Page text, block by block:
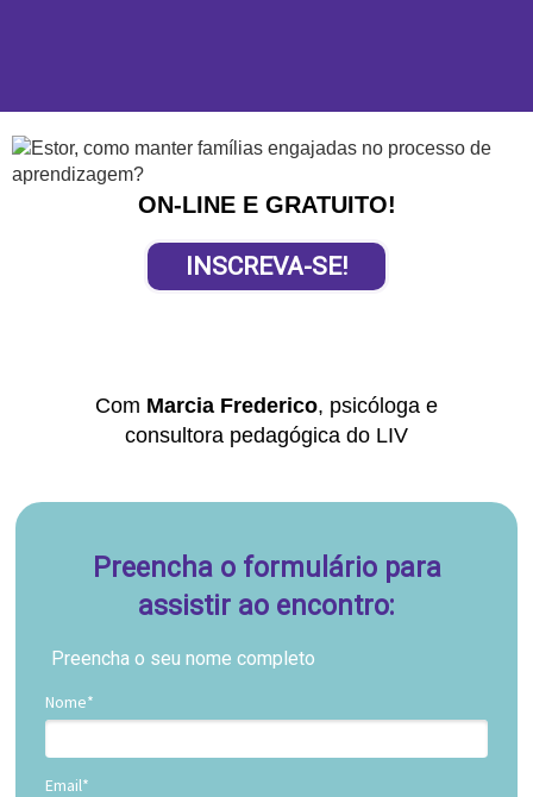
ON-LINE E GRATUITO!
INSCREVA-SE!
Com Marcia Frederico, psicóloga e
consultora pedagógica do LIV
Preencha o formulário para
assistir ao encontro:
Preencha o seu nome completo
Nome*
Email*